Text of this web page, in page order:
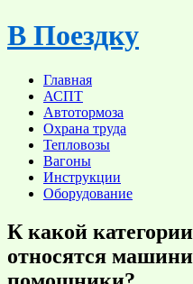
Skip
to
В Поездку
Главная
АСПТ
Автотормоза
Охрана труда
Тепловозы
Вагоны
Инструкции
Оборудование
К какой
относятся